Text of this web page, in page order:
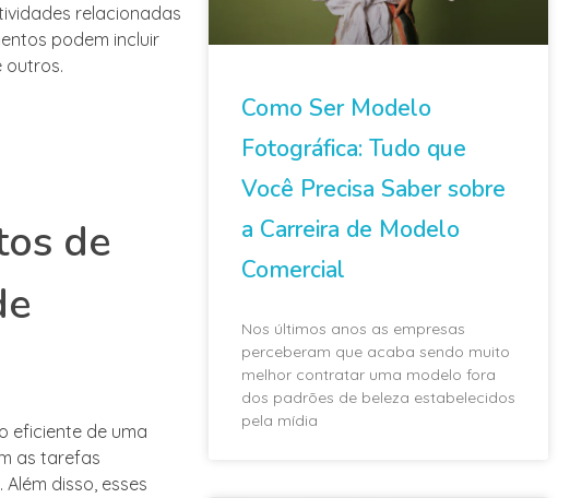
relacionadas
podem incluir
outros.
de
eficiente de uma
as tarefas
disso, esses
Como Ser Modelo
Fotográfica: Tudo que
Você Precisa Saber sobre
a Carreira de Modelo
Comercial
Nos últimos anos as empresas
perceberam que acaba sendo muito
melhor contratar uma modelo fora
dos padrões de beleza estabelecidos
pela mídia